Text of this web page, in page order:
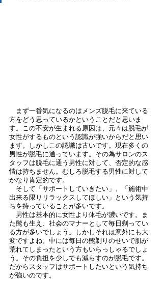
まず一番気になるのはメンズ脱毛に来ている
方をどう思っているかということだと思いま
す。この不安が生まれる原因は、元々は脱毛が
女性がするものという認識が強いからだと思い
ます。しかしこの認識は古いです。現在多くの
男性が脱毛に通っています。その為サロンのス
タッフは脱毛に通う男性に対して、否定的な感
情は持ちません。むしろ脱毛する男性に対して
かなり肯定的です。
そして「サポートしていきたい」、「施術中
出来る限りリラックスしてほしい」という気持
ちを持っていることが多いです。
男性は基本的に女性より体毛が濃いです。ま
た髭も生え、社会のマナーとして毎日剃ってい
る方が多いでしょう。しかしそれは意外にも大
変ですよね。中には毎日の髭剃りのせいで肌が
荒れてしまったという方もいらっしゃるでしょ
う。その負担を少しでも減らすのが脱毛です。
だからスタッフはサポートしたいという気持ち
が強いのです。